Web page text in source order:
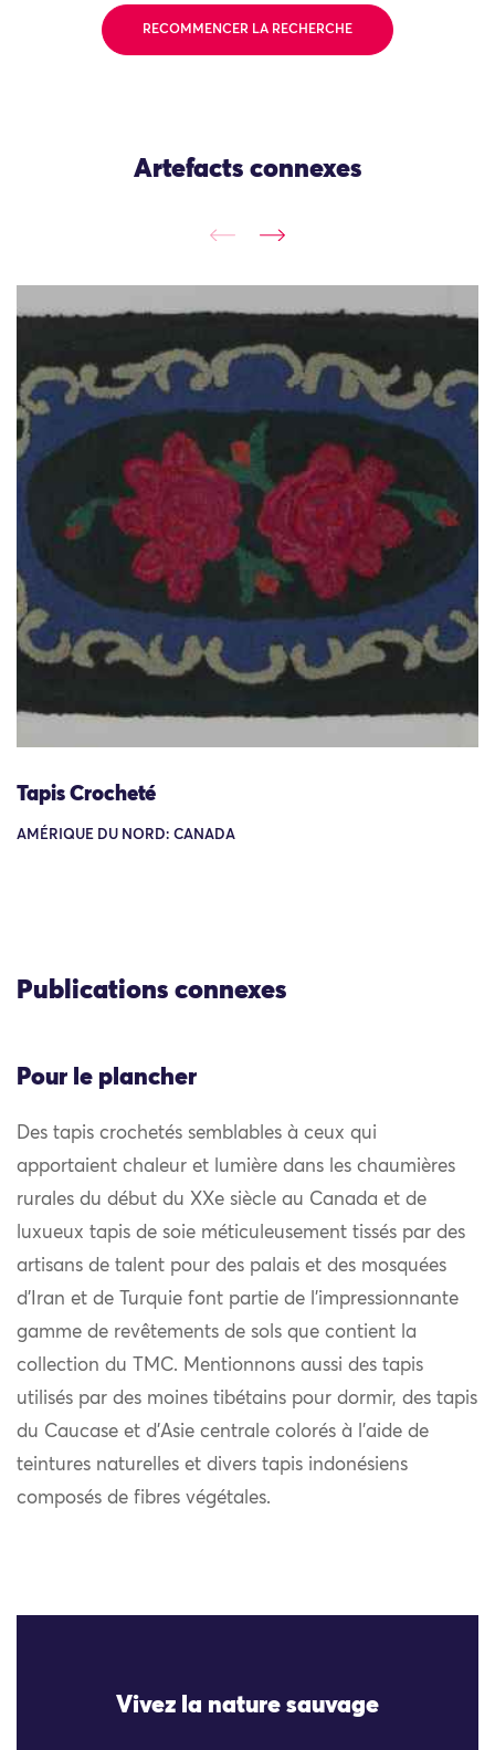
RECOMMENCER LA RECHERCHE
Artefacts connexes
Tapis Crocheté
AMÉRIQUE DU NORD: CANADA
Publications connexes
Pour le plancher
Des tapis crochetés semblables à ceux qui
apportaient chaleur et lumière dans les chaumières
rurales du début du XXe siècle au Canada et de
luxueux tapis de soie méticuleusement tissés par des
artisans de talent pour des palais et des mosquées
d’Iran et de Turquie font partie de l’impressionnante
gamme de revêtements de sols que contient la
collection du TMC. Mentionnons aussi des tapis
utilisés par des moines tibétains pour dormir, des tapis
du Caucase et d’Asie centrale colorés à l’aide de
teintures naturelles et divers tapis indonésiens
composés de fibres végétales.
Vivez la nature sauvage